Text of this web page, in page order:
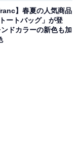
もちろん、持ち
】春夏の人気商品
ートバッグ」が登
ドカラーの新色も加